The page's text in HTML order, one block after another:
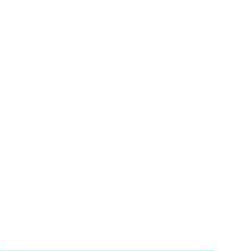
(με ANC